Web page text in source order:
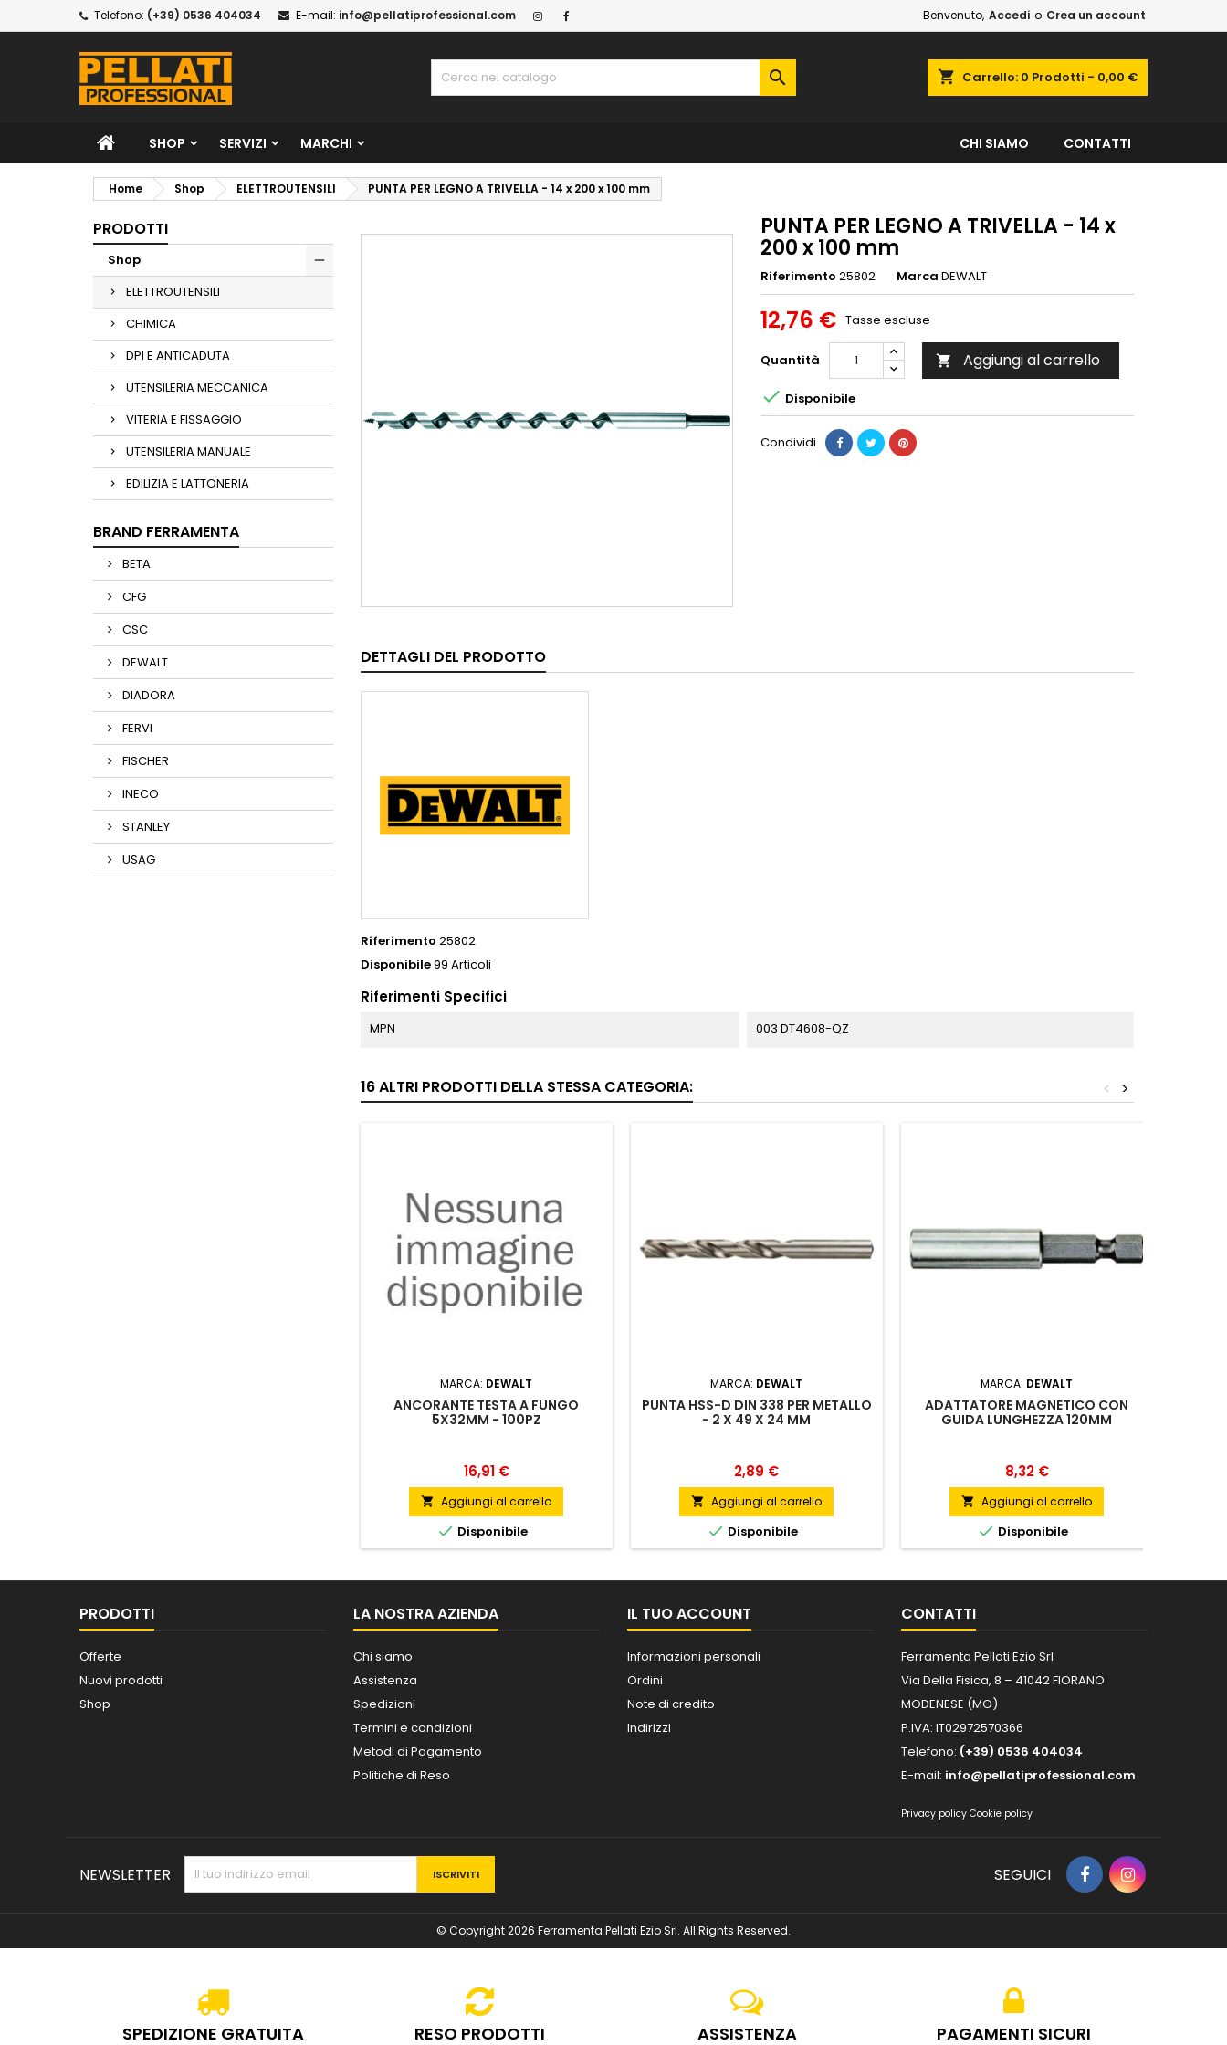
Telefono: (+39) 0536 404034 E-mail: info@pellatiprofessional.com Benvenuto, Accedi o Crea un account
shopping_cart Carrello: 0 Prodotti - 0,00 €

SHOP SERVIZI MARCHI CONTATTI
CHI SIAMO
Home Shop ELETTROUTENSILI PUNTA PER LEGNO A TRIVELLA - 14 x 200 x 100 mm
PRODOTTI
Shop
ELETTROUTENSILI
CHIMICA
DPI E ANTICADUTA
UTENSILERIA MECCANICA
VITERIA E FISSAGGIO
UTENSILERIA MANUALE
EDILIZIA E LATTONERIA
BRAND FERRAMENTA
BETA
CFG
CSC
DEWALT
DIADORA
FERVI
FISCHER
INECO
STANLEY
USAG
PUNTA PER LEGNO A TRIVELLA - 14 x
200 x 100 mm
Riferimento 25802 Marca DEWALT
12,76 € Tasse escluse
Quantità  Aggiungi al carrello
 Disponibile
Condividi
DETTAGLI DEL PRODOTTO
Riferimento 25802
Disponibile99 Articoli
Riferimenti Specifici
MPN 003 DT4608-QZ
16 ALTRI PRODOTTI DELLA STESSA CATEGORIA: >
<
MARCA: DEWALT
ANCORANTE TESTA A FUNGO
5X32MM - 100PZ
Prezzo
16,91 €
 Aggiungi al carrello
 Disponibile
MARCA: DEWALT
PUNTA HSS-D DIN 338 PER METALLO
- 2 X 49 X 24 MM
Prezzo
2,89 €
 Aggiungi al carrello
 Disponibile
MARCA: DEWALT
ADATTATORE MAGNETICO CON
GUIDA LUNGHEZZA 120MM
Prezzo
8,32 €
 Aggiungi al carrello
 Disponibile
PRODOTTI
Offerte
Nuovi prodotti
Shop
LA NOSTRA AZIENDA
Chi siamo
Assistenza
Spedizioni
Termini e condizioni
Metodi di Pagamento
Politiche di Reso
IL TUO ACCOUNT
Informazioni personali
Ordini
Note di credito
Indirizzi
CONTATTI
Ferramenta Pellati Ezio Srl
Via Della Fisica, 8 – 41042 FIORANO
MODENESE (MO)
P.IVA: IT02972570366
Telefono: (+39) 0536 404034
E-mail: info@pellatiprofessional.com
Privacy policy Cookie policy
NEWSLETTER SEGUICI
© Copyright 2026 Ferramenta Pellati Ezio Srl. All Rights Reserved.
SPEDIZIONE GRATUITA RESO PRODOTTI ASSISTENZA PAGAMENTI SICURI